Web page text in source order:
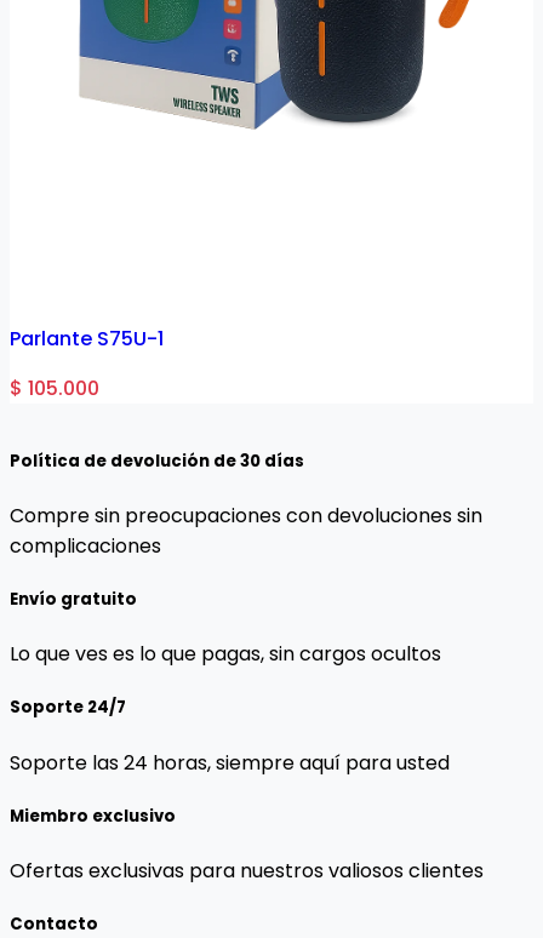
Parlante S75U-1
$ 105.000
Política de devolución de 30 días
Compre sin preocupaciones con devoluciones sin
complicaciones
Envío gratuito
Lo que ves es lo que pagas, sin cargos ocultos
Soporte 24/7
Soporte las 24 horas, siempre aquí para usted
Miembro exclusivo
Ofertas exclusivas para nuestros valiosos clientes
Contacto